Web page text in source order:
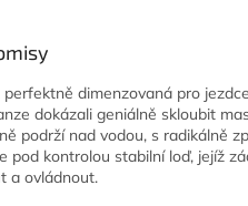
perfektně dimenzovaná pro
dokázali geniálně skloubit
podrží nad vodou, s radikálně
pod kontrolou stabilní loď, jejíž
a ovládnout.